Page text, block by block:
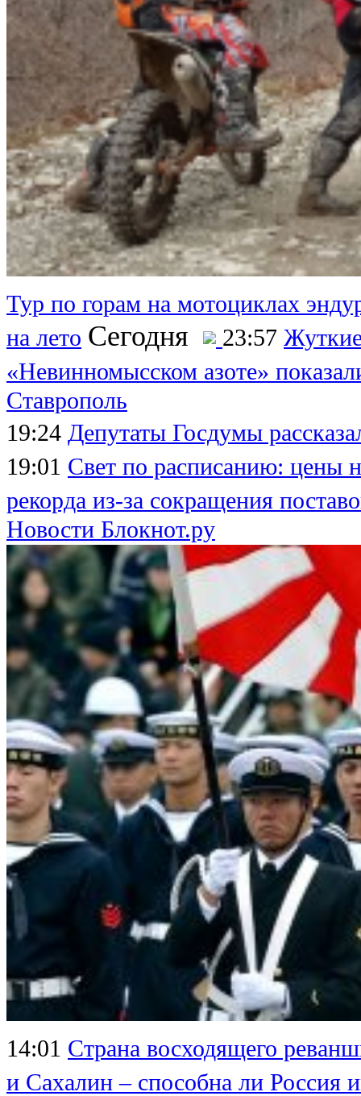
Тур по горам на мотоциклах
на лето Сегодня 23:57
«Невинномысском азоте»
Ставрополь
19:24 Депутаты Госдумы
19:01 Свет по расписанию: цены
рекорда из-за сокращения
Новости Блокнот.ру
14:01 Страна восходящего
и Сахалин – способна ли Россия